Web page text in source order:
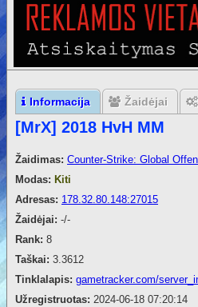
Informacija Žaidėjai
[MrX] 2018 HvH MM
Žaidimas: Counter-Strike: Global
Modas: Kiti
Adresas: 178.32.80.148:27015
Žaidėjai: -/-
Rank: 8
Taškai: 3.3612
Tinklalapis: gametracker.com/
Užregistruotas: 2024-06-18 07:20:14